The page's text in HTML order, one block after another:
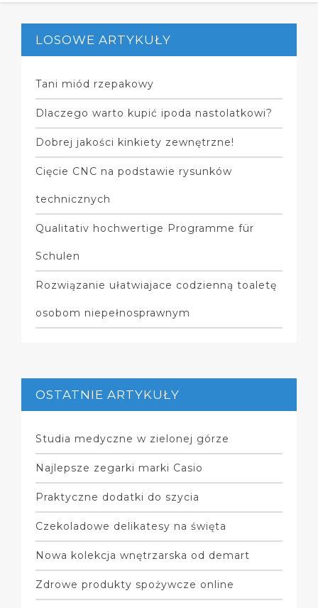
LOSOWE ARTYKUŁY
Tani miód rzepakowy
Dlaczego warto kupić ipoda nastolatkowi?
Dobrej jakości kinkiety zewnętrzne!
Cięcie CNC na podstawie rysunków
technicznych
Qualitativ hochwertige Programme für
Schulen
Rozwiązanie ułatwiajace codzienną toaletę
osobom niepełnosprawnym
OSTATNIE ARTYKUŁY
Studia medyczne w zielonej górze
Najlepsze zegarki marki Casio
Praktyczne dodatki do szycia
Czekoladowe delikatesy na święta
Nowa kolekcja wnętrzarska od demart
Zdrowe produkty spożywcze online